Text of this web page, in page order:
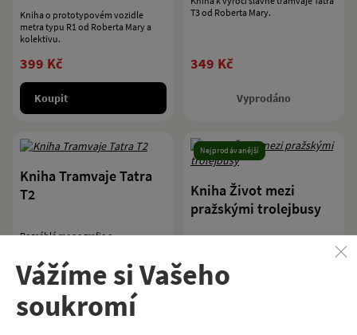
Kniha o prototypovém vozidle
metra typu R1 od Roberta Mary a
kolektivu.
399 Kč
Koupit
T3 od Roberta Mary.
349 Kč
Vyprodáno
Kniha Tramvaje Tatra
T2
Rozsáhlá monografie o
pražské MHD.
949 Kč
Nejprodávanější
Kniha Život mezi
pražskými trolejbusy
Příběh posledního řidiče původních
pražských trolejbusů.
399 Kč
Vážíme si Vašeho
soukromí